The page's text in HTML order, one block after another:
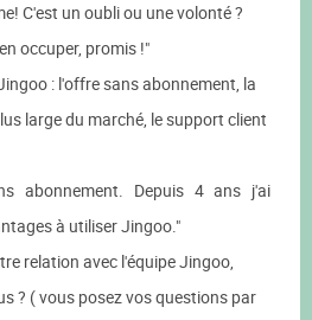
C'est un oubli ou une volonté ?
occuper, promis !"
: l'offre sans abonnement, la
large du marché, le support client
abonnement. Depuis 4 ans j'ai
à utiliser Jingoo."
relation avec l'équipe Jingoo,
? ( vous posez vos questions par